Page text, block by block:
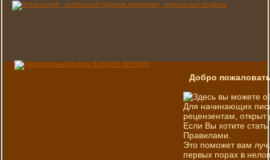
Добро
Здесь вы можете
Для начинающих
рецензентам, открыт
Если Вы хотите
Правилами.
Это поможет вам
первых порах в